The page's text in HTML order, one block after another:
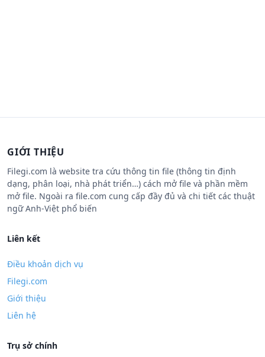
GIỚI THIỆU
Filegi.com là website tra cứu thông tin file (thông tin định
dạng, phân loại, nhà phát triển…) cách mở file và phần mềm
mở file. Ngoài ra file.com cung cấp đầy đủ và chi tiết các thuật
ngữ Anh-Việt phổ biến
Liên kết
Điều khoản dịch vụ
Filegi.com
Giới thiệu
Liên hệ
Trụ sở chính